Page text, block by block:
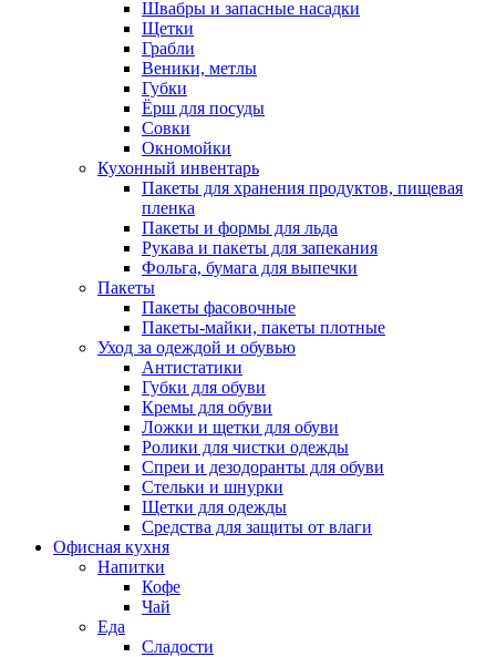
Швабры и запасные насадки
Щетки
Грабли
Веники, метлы
Губки
Ёрш для посуды
Совки
Окномойки
Кухонный инвентарь
Пакеты для хранения продуктов, пищевая
пленка
Пакеты и формы для льда
Рукава и пакеты для запекания
Фольга, бумага для выпечки
Пакеты
Пакеты фасовочные
Пакеты-майки, пакеты плотные
Уход за одеждой и обувью
Антистатики
Губки для обуви
Кремы для обуви
Ложки и щетки для обуви
Ролики для чистки одежды
Спреи и дезодоранты для обуви
Стельки и шнурки
Щетки для одежды
Средства для защиты от влаги
Офисная кухня
Напитки
Кофе
Чай
Еда
Сладости